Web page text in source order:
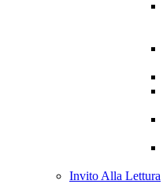
Invito Alla Lettura